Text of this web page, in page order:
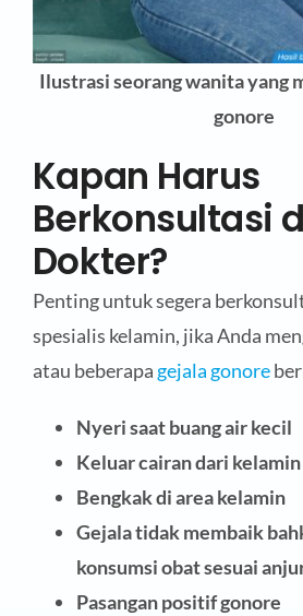
Ilustrasi seorang wanita yang
gonore
Kapan Harus
Berkonsultasi
Dokter?
Penting untuk segera
spesialis kelamin, jika Anda
atau beberapa gejala gonore
Nyeri saat buang air kecil
Keluar cairan dari kelamin
Bengkak di area kelamin
Gejala tidak membaik
konsumsi obat sesuai
Pasangan positif gonore